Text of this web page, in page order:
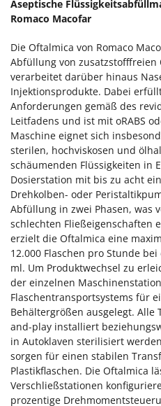
Aseptische
Romaco Macofar
Die Oftalmica von Romaco
Abfüllung von
verarbeitet darüber hinaus
Injektionsprodukte. Dabei
Anforderungen gemäß des
Leitfadens und ist mit oRABS
Maschine eignet sich
sterilen, hochviskosen und
schäumenden Flüssigkeiten in
Dosierstation mit bis zu acht
Drehkolben- oder
Abfüllung in zwei Phasen, was
schlechten Fließeigenschaften
erzielt die Oftalmica eine
12.000 Flaschen pro Stunde
ml. Um Produktwechsel zu
der einzelnen
Flaschentransportsystems für
Behältergrößen ausgelegt. Alle
and-play installiert
in Autoklaven sterilisiert
sorgen für einen stabilen
Plastikflaschen. Die Oftalmica
Verschließstationen
prozentige